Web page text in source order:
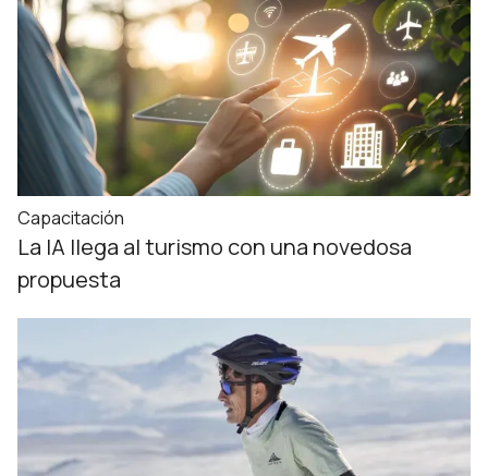
Capacitación
La IA llega al turismo con una novedosa
propuesta